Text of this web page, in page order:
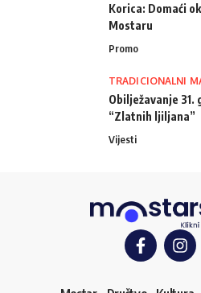
Korica: Domaći
Mostaru
Promo
TRADICIONALNI
Obilježavanje
“Zlatnih ljiljana”
Vijesti